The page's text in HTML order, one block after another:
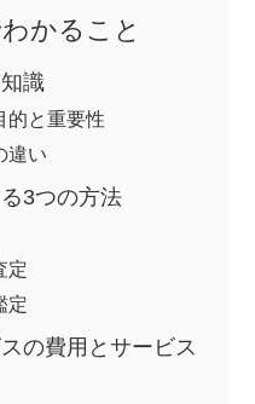
かること
識
的と重要性
違い
3つの方法
定
定
の費用とサービス